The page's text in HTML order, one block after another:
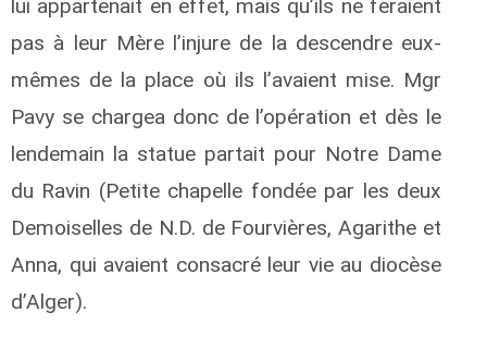
lui appartenait en effet, mais qu’ils ne feraient
pas à leur Mère l’injure de la descendre eux-
mêmes de la place où ils l’avaient mise. Mgr
Pavy se chargea donc de l’opération et dès le
lendemain la statue partait pour Notre Dame
du Ravin (Petite chapelle fondée par les deux
Demoiselles de N.D. de Fourvières, Agarithe et
Anna, qui avaient consacré leur vie au diocèse
d’Alger).